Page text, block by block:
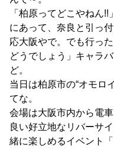
「柏原ってどこやねん
にあって、奈良と引っ
応大阪やで。でも行っ
どうでしょう」キャラ
ど。
当日は柏原市の“オモロ
てな。
会場は大阪市内から電
良い好立地なリバーサ
緒に楽しめるイベント